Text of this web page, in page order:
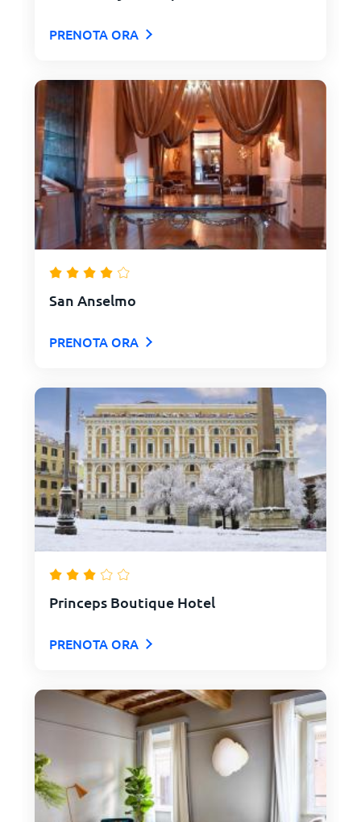
PRENOTA ORA
San Anselmo
PRENOTA ORA
Princeps Boutique Hotel
PRENOTA ORA